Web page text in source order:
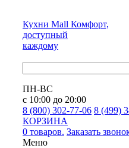
Кухни Mall Комфорт,
доступный
каждому
ПН-ВС
с 10:00 до 20:00
8 (800) 302-77-06 8 (499)
КОРЗИНА
0 товаров. Заказать
Меню